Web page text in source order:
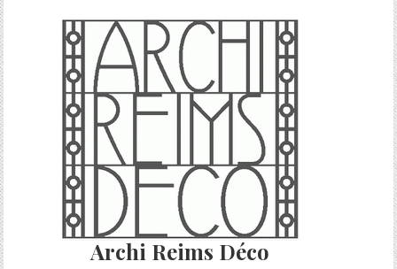
Skip to content
Archi Reims Déco